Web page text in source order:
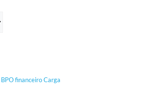
BPO financeiroCarga